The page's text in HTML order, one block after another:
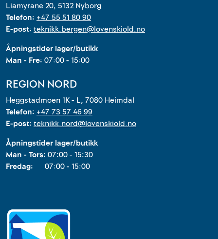
Liamyrane 20, 5132 Nyborg
Telefon: +47 55 51 80 90
E-post: teknikk.bergen@lovenskiold.no
Åpningstider lager/butikk
Man - Fre: 07:00 - 15:00
REGION NORD
Heggstadmoen 1K - L, 7080 Heimdal
Telefon: +47 73 57 46 99
E-post: teknikk.nord@lovenskiold.no
Åpningstider lager/butikk
Man - Tors: 07:00 - 15:30
Fredag: 07:00 - 15:00